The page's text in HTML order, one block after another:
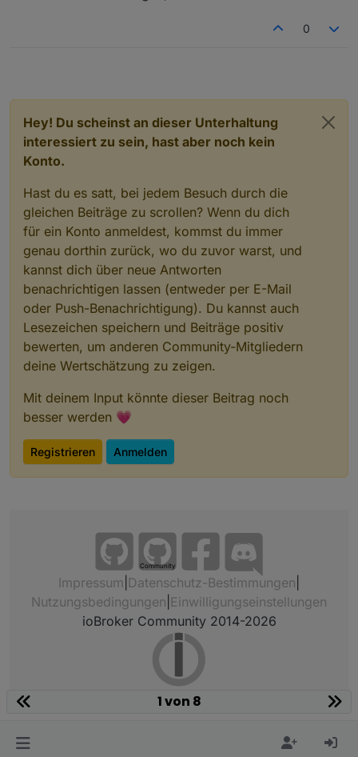
0
Hey! Du scheinst an dieser Unterhaltung
interessiert zu sein, hast aber noch kein
Konto.
Hast du es satt, bei jedem Besuch durch die
gleichen Beiträge zu scrollen? Wenn du dich
für ein Konto anmeldest, kommst du immer
genau dorthin zurück, wo du zuvor warst, und
kannst dich über neue Antworten
benachrichtigen lassen (entweder per E-Mail
oder Push-Benachrichtigung). Du kannst auch
Lesezeichen speichern und Beiträge positiv
bewerten, um anderen Community-Mitgliedern
deine Wertschätzung zu zeigen.
Mit deinem Input könnte dieser Beitrag noch
besser werden 💗
Registrieren Anmelden
Community
Impressum Datenschutz-Bestimmungen
Nutzungsbedingungen Einwilligungseinstellungen
ioBroker Community 2014-2026
1 von 8